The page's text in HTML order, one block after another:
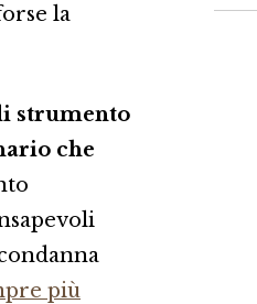
la
strumento
che
più